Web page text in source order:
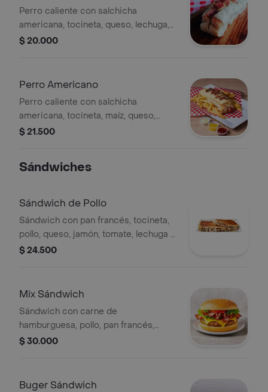
Perro caliente con salchicha
americana, tocineta, queso, lechuga,
ripio de papa, pan artesanal y salsa de
$ 20.000
Perro Americano
Perro caliente con salchicha
americana, tocineta, maíz, queso,
jamón, lechuga, ripio de papa, pan
$ 21.500
Sándwiches
Sándwich de Pollo
Sándwich con pan francés, tocineta,
pollo, queso, jamón, tomate, lechuga y
salsa de tomate.
$ 24.500
Mix Sándwich
Sándwich con carne de
hamburguesa, pollo, pan francés,
tocineta, queso, jamón, tomate,
$ 30.000
Buger Sándwich